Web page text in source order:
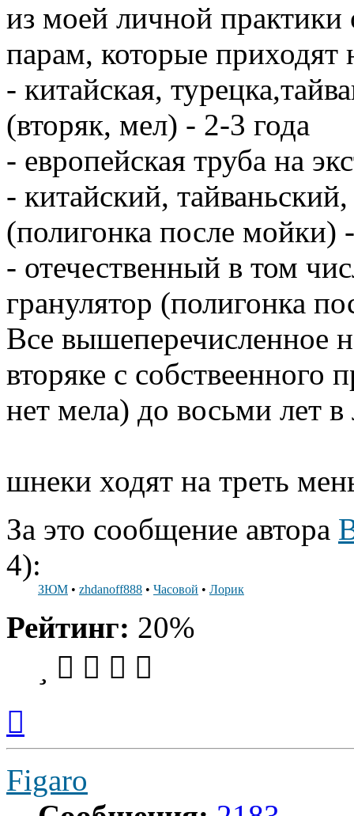
из моей личной
парам, которые приходят
- китайская,
(вторяк, мел) - 2-3 года
- европейская труба на
- китайский,
(полигонка после мойки)
- отечественный в том
гранулятор (полигонка
Все вышеперечисленное
вторяке с собствеенного
нет мела) до восьми лет
шнеки ходят на треть
За это сообщение автора
4):
ЗЮМ • zhdanoff888 • Часовой • Лорик
Рейтинг: 20%
началу
Figaro